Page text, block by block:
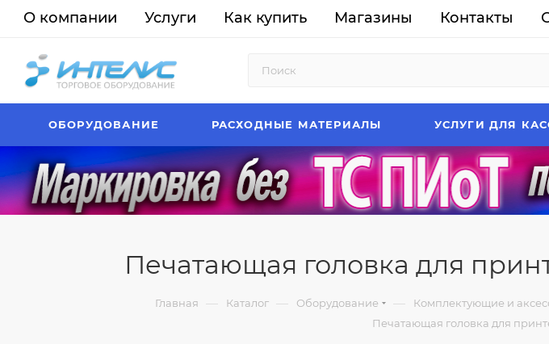
О компании Услуги Как купить Магазины Контакты
ОБОРУДОВАНИЕ РАСХОДНЫЕ МАТЕРИАЛЫ УСЛУГИ ДЛЯ
Печатающая головка для
Главная — Каталог — Оборудование — Комплектующие и
Печатающая головка для